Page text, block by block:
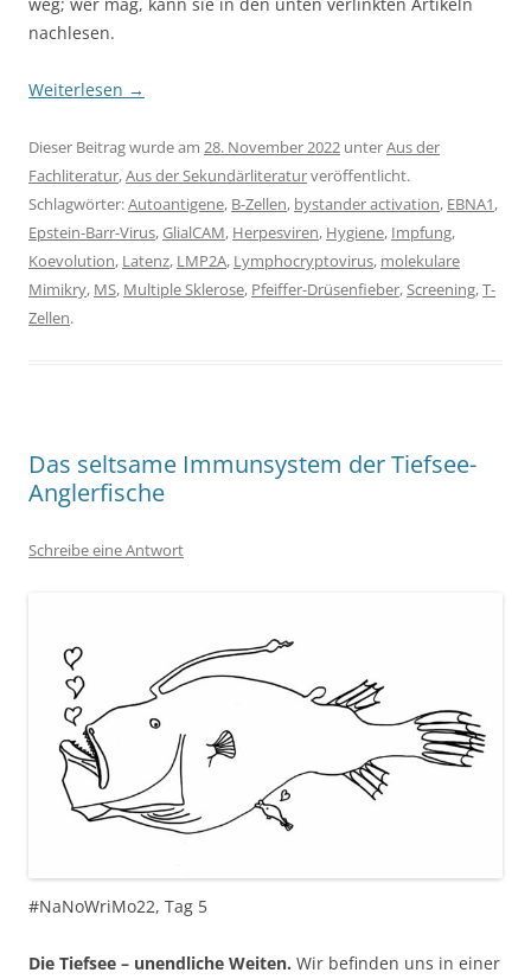
weg; wer mag, kann sie in den unten verlinkten Artikeln
nachlesen.
Weiterlesen →
Dieser Beitrag wurde am 28. November 2022 unterAus der
Fachliteratur,Aus der Sekundärliteraturveröffentlicht.
Schlagwörter:Autoantigene, B-Zellen, bystander activation, EBNA1,
Epstein-Barr-Virus,GlialCAM, Herpesviren, Hygiene, Impfung,
Koevolution, Latenz, LMP2A, Lymphocryptovirus, molekulare
Mimikry, MS, Multiple Sklerose, Pfeiffer-Drüsenfieber,Screening,T-
Zellen.
Das seltsame Immunsystem der Tiefsee-
Anglerfische
Schreibe eine Antwort
#NaNoWriMo22, Tag 5
Die Tiefsee – unendliche Weiten. Wir befinden uns in einer